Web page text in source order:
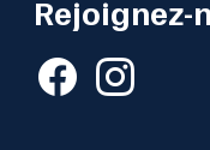
Rejoignez-